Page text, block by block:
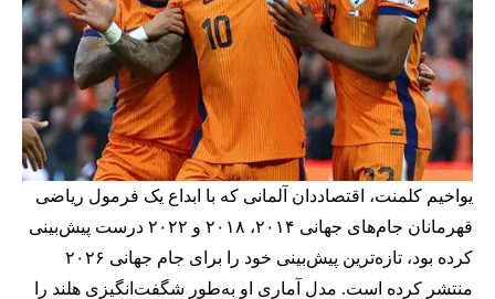
یواخیم کلمنت، اقتصاددان آلمانی که با ابداع یک فرمول ریاضی
قهرمانان جام‌های جهانی ۲۰۱۴، ۲۰۱۸ و ۲۰۲۲ درست پیش‌بینی
کرده بود، تازه‌ترین پیش‌بینی خود را برای جام جهانی ۲۰۲۶
منتشر کرده است. مدل آماری او به‌طور شگفت‌انگیزی هلند را